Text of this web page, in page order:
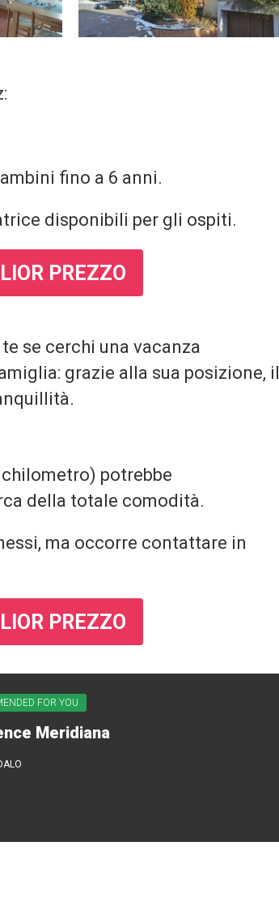
fino a 6 anni.
disponibili per gli ospiti.
PREZZO
se cerchi una vacanza
grazie alla sua posizione, il
potrebbe
della totale comodità.
ma occorre contattare in
PREZZO
FOR YOU
Meridiana